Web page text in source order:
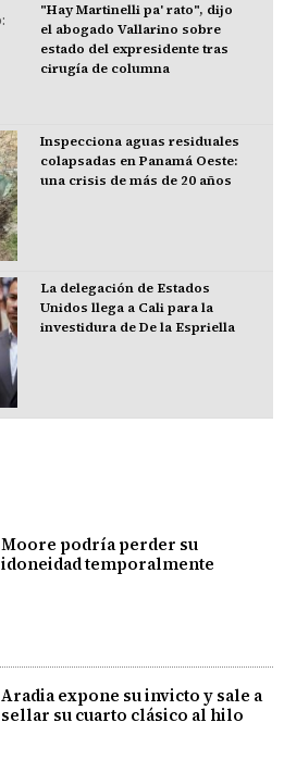
"Hay Martinelli pa' rato", dijo
el abogado Vallarino sobre
estado del expresidente tras
cirugía de columna
Inspecciona aguas residuales
colapsadas en Panamá Oeste:
una crisis de más de 20 años
La delegación de Estados
Unidos llega a Cali para la
investidura de De la Espriella
Moore podría perder su
idoneidad temporalmente
Aradia expone su invicto y sale a
sellar su cuarto clásico al hilo